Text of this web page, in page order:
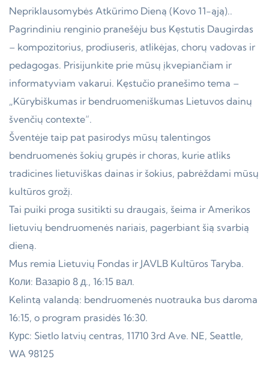
Nepriklausomybės Atkūrimo Dieną (Kovo 11-ąją)..
Pagrindiniu renginio pranešėju bus Kęstutis Daugirdas
– kompozitorius, prodiuseris, atlikėjas, chorų vadovas ir
pedagogas. Prisijunkite prie mūsų įkvepiančiam ir
informatyviam vakarui. Kęstučio pranešimo tema –
„Kūrybiškumas ir bendruomeniškumas Lietuvos dainų
švenčių contexte“.
Šventėje taip pat pasirodys mūsų talentingos
bendruomenės šokių grupės ir choras, kurie atliks
tradicines lietuviškas dainas ir šokius, pabrėždami mūsų
kultūros grožį.
Tai puiki proga susitikti su draugais, šeima ir Amerikos
lietuvių bendruomenės nariais, pagerbiant šią svarbią
dieną.
Mus remia Lietuvių Fondas ir JAVLB Kultūros Taryba.
Коли: Вазаріо 8 д., 16:15 вал.
Kelintą valandą: bendruomenės nuotrauka bus daroma
16:15, o program prasidės 16:30.
Курс: Sietlo latvių centras, 11710 3rd Ave. NE, Seattle,
WA 98125